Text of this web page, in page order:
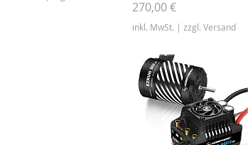
Preis
270,00 €
inkl. MwSt. |zzgl. Versand